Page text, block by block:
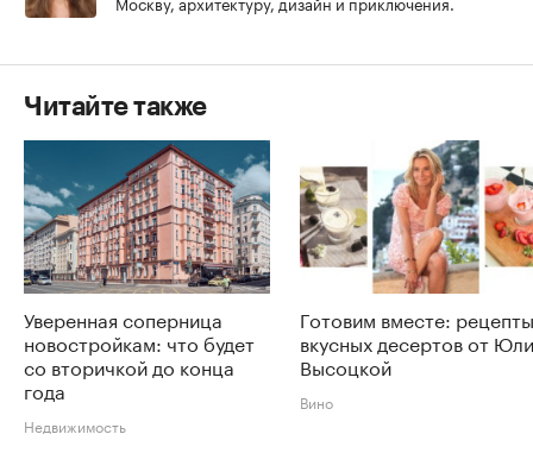
Читайте также
Уверенная соперница
новостройкам: что будет
со вторичкой до конца
года
Недвижимость
Готовим вместе: рецепты
вкусных десертов от
Высоцкой
Вино